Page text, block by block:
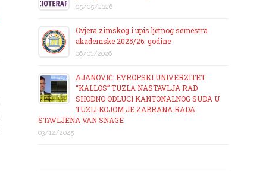
05/05/2026
Ovjera zimskog i upis ljetnog semestra
akademske 2025/26. godine
06/01/2026
AJANOVIĆ: EVROPSKI UNIVERZITET
“KALLOS” TUZLA NASTAVLJA RAD
SHODNO ODLUCI KANTONALNOG SUDA U
TUZLI KOJOM JE ZABRANA RADA
STAVLJENA VAN SNAGE
03/12/2025